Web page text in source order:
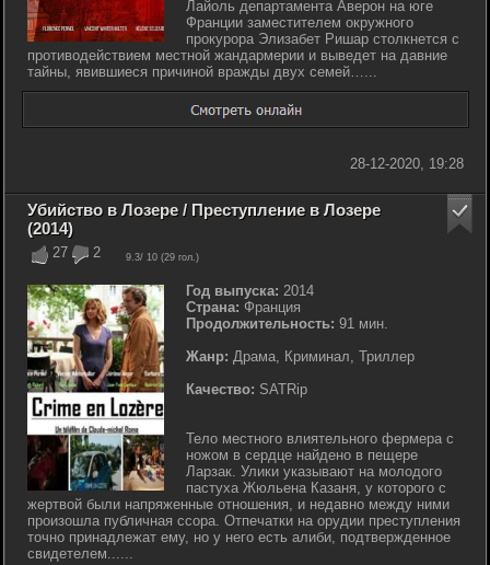
Лайоль департамента Аверон на юге
Франции заместителем окружного
прокурора Элизабет Ришар столкнется с
противодействием местной жандармерии и выведет на давние
тайны, явившиеся причиной вражды двух семей…...
28-12-2020, 19:28
27 2 9.3/ 10 (29 гол.)
Убийство в Лозере / Преступление в Лозере
(2014)
Год выпуска: 2014
Страна: Франция
Продолжительность: 91 мин.
Жанр: Драма, Криминал, Триллер
Качество: SATRip
Тело местного влиятельного фермера с
ножом в сердце найдено в пещере
Ларзак. Улики указывают на молодого
пастуха Жюльена Казаня, у которого с
жертвой были напряженные отношения, и недавно между ними
произошла публичная ссора. Отпечатки на орудии преступления
точно принадлежат ему, но у него есть алиби, подтвержденное
свидетелем......